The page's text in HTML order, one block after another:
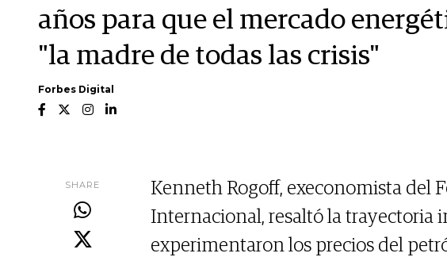
años para que el mercado
"la madre de todas las crisis"
Forbes Digital
SHARE
Kenneth Rogoff, execonomista del
Internacional, resaltó la trayectoria
experimentaron los precios del